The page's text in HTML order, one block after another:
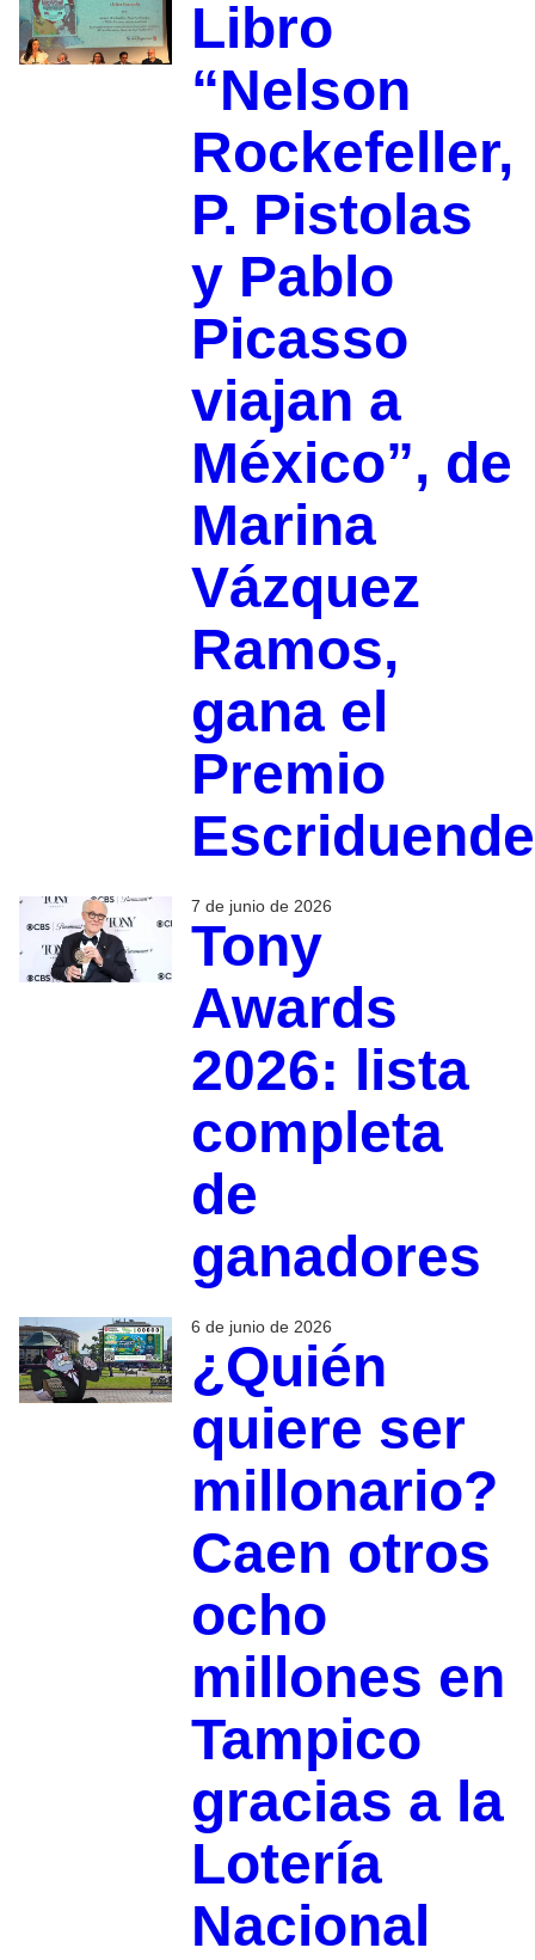
Libro
“Nelson
Rockefeller,
P. Pistolas
y Pablo
Picasso
viajan a
México”, de
Marina
Vázquez
Ramos,
gana el
Premio
Escriduende
7 de junio de 2026
Tony
Awards
2026: lista
completa
de
ganadores
6 de junio de 2026
¿Quién
quiere ser
millonario?
Caen otros
ocho
millones en
Tampico
gracias a la
Lotería
Nacional